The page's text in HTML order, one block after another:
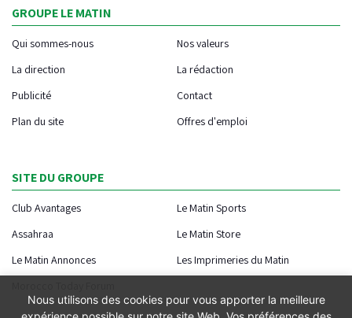
GROUPE LE MATIN
Qui sommes-nous
Nos valeurs
La direction
La rédaction
Publicité
Contact
Plan du site
Offres d'emploi
SITE DU GROUPE
Club Avantages
Le Matin Sports
Assahraa
Le Matin Store
Le Matin Annonces
Les Imprimeries du Matin
Nous utilisons des cookies pour vous apporter la meilleure